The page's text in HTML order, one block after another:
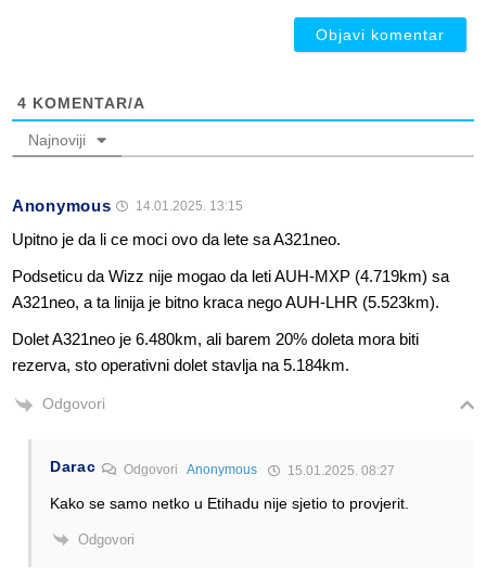
4 KOMENTAR/A
Najnoviji
Anonymous 14.01.2025. 13:15
Upitno je da li ce moci ovo da lete sa A321neo.
Podseticu da Wizz nije mogao da leti AUH-MXP (4.719km) sa
A321neo, a ta linija je bitno kraca nego AUH-LHR (5.523km).
Dolet A321neo je 6.480km, ali barem 20% doleta mora biti
rezerva, sto operativni dolet stavlja na 5.184km.
Odgovori
Darac Odgovori Anonymous 15.01.2025. 08:27
Kako se samo netko u Etihadu nije sjetio to provjerit.
Odgovori